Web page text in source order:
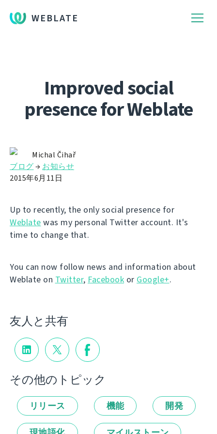
WEBLATE
Improved social
presence for Weblate
Michal Čihař
ブログ→ お知らせ
2015年6月11日
Up to recently, the only social presence for
Weblate was my personal Twitter account. It's
time to change that.
You can now follow news and information about
Weblate on Twitter, Facebook or Google+.
友人と共有
その他のトピック
リリース 機能 開発